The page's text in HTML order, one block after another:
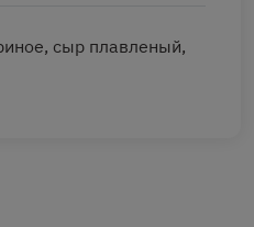
сыр плавленый,